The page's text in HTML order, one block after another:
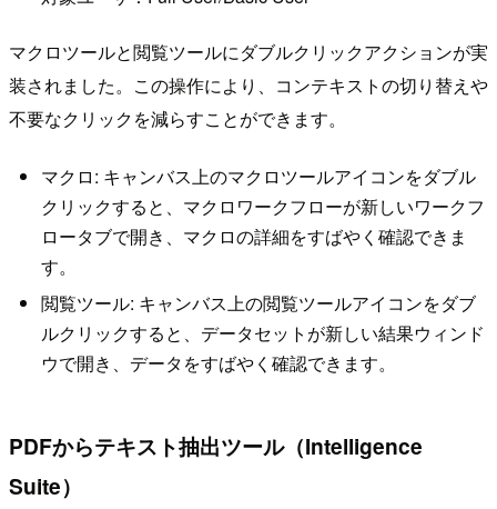
マクロツールと閲覧ツールにダブルクリックアクションが実
装されました。この操作により、コンテキストの切り替えや
不要なクリックを減らすことができます。
マクロ: キャンバス上のマクロツールアイコンをダブル
クリックすると、マクロワークフローが新しいワークフ
ロータブで開き、マクロの詳細をすばやく確認できま
す。
閲覧ツール: キャンバス上の閲覧ツールアイコンをダブ
ルクリックすると、データセットが新しい結果ウィンド
ウで開き、データをすばやく確認できます。
PDFからテキスト抽出ツール（Intelligence
Suite）